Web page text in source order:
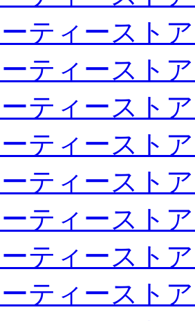
ティースト
ティースト
ティースト
ティースト
ティースト
ティースト
ティースト
ティースト